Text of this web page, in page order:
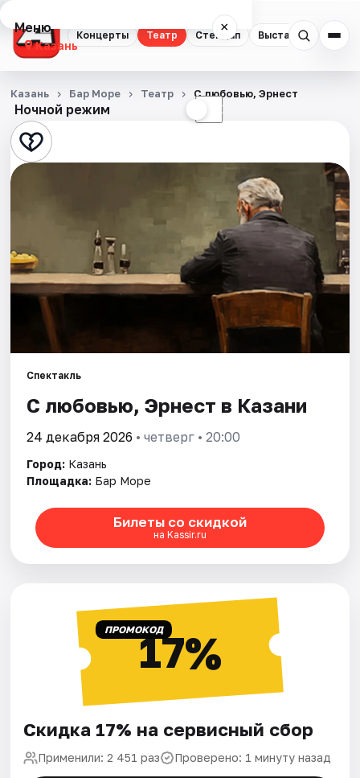
Концерты Театр Стендап Выставки
Меню ×
Казань
Концерты
Театр
Стендап
Экскурсии
Спорт
События
Города
Площадки
Артисты
Рейтинги
Ночной режим ☾
Казань Бар Море Театр С любовью, Эрнест
Спектакль
С любовью, Эрнест в Казани
24 декабря 2026 • четверг • 20:00
Город: Казань
Площадка: Бар Море
Билеты со скидкой
на Kassir.ru
ПРОМОКОД17%
Скидка 17% на сервисный сбор
Применили: 2 451 раз Проверено: 1 минуту назад